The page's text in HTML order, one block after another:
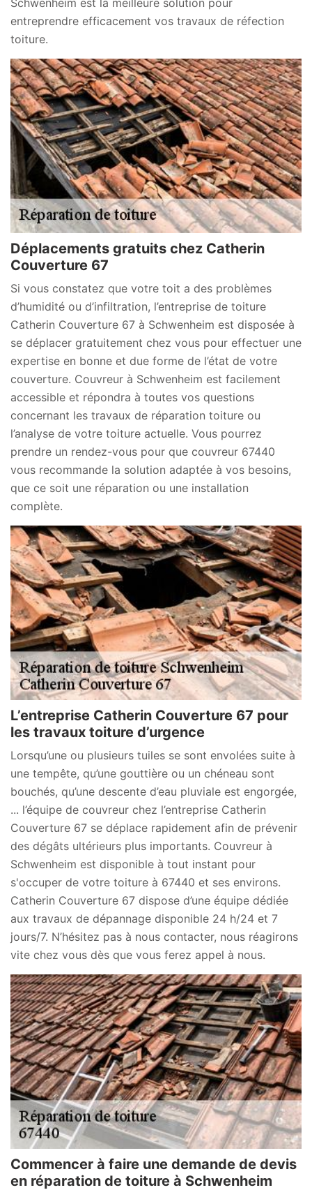
Schwenheim est la meilleure solution pour
entreprendre efficacement vos travaux de réfection
toiture.
Déplacements gratuits chez Catherin
Couverture 67
Si vous constatez que votre toit a des problèmes
d’humidité ou d’infiltration, l’entreprise de toiture
Catherin Couverture 67 à Schwenheim est disposée à
se déplacer gratuitement chez vous pour effectuer une
expertise en bonne et due forme de l’état de votre
couverture. Couvreur à Schwenheim est facilement
accessible et répondra à toutes vos questions
concernant les travaux de réparation toiture ou
l’analyse de votre toiture actuelle. Vous pourrez
prendre un rendez-vous pour que couvreur 67440
vous recommande la solution adaptée à vos besoins,
que ce soit une réparation ou une installation
complète.
L’entreprise Catherin Couverture 67 pour
les travaux toiture d’urgence
Lorsqu’une ou plusieurs tuiles se sont envolées suite à
une tempête, qu’une gouttière ou un chéneau sont
bouchés, qu’une descente d’eau pluviale est engorgée,
... l’équipe de couvreur chez l’entreprise Catherin
Couverture 67 se déplace rapidement afin de prévenir
des dégâts ultérieurs plus importants. Couvreur à
Schwenheim est disponible à tout instant pour
s'occuper de votre toiture à 67440 et ses environs.
Catherin Couverture 67 dispose d’une équipe dédiée
aux travaux de dépannage disponible 24 h/24 et 7
jours/7. N’hésitez pas à nous contacter, nous réagirons
vite chez vous dès que vous ferez appel à nous.
Commencer à faire une demande de devis
en réparation de toiture à Schwenheim